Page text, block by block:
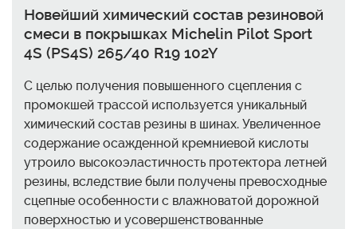
Новейший химический состав резиновой
смеси в покрышках Michelin Pilot Sport
4S (PS4S) 265/40 R19 102Y
С целью получения повышенного сцепления с
промокшей трассой используется уникальный
химический состав резины в шинах. Увеличенное
содержание осажденной кремниевой кислоты
утроило высокоэластичность протектора летней
резины, вследствие были получены превосходные
сцепные особенности с влажноватой дорожной
поверхностью и усовершенствованные